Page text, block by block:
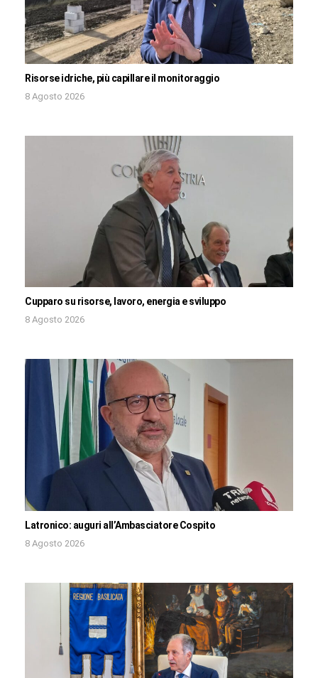
Risorse idriche, più capillare il monitoraggio
8 Agosto 2026
Cupparo su risorse, lavoro, energia e sviluppo
8 Agosto 2026
Latronico: auguri all’Ambasciatore Cospito
8 Agosto 2026